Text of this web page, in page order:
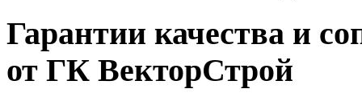
Гарантии качества и
от ГК ВекторСтрой